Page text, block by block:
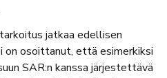
jatkaa edellisen
on osoittanut, että esimerkiksi
SAR:n kanssa järjestettävä